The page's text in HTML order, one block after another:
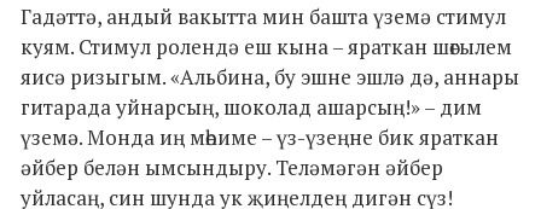
Гадәттә, андый вакытта мин башта үземә стимул
куям. Стимул ролендә еш кына – яраткан шөгылем
яисә ризыгым. «Альбина, бу эшне эшлә дә, аннары
гитарада уйнарсың, шоколад ашарсың!» – дим
үземә. Монда иң мөһиме – үз-үзеңне бик яраткан
әйбер белән ымсындыру. Теләмәгән әйбер
уйласаң, син шунда ук җиңелдең дигән сүз!